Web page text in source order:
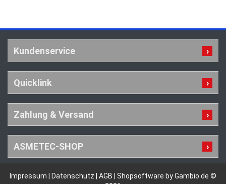
Kundenservice
Quicklink
Zahlung & Versand
ASMETEC-SHOP
Impressum | Datenschutz | AGB | Shopsoftware by Gambio.de ©